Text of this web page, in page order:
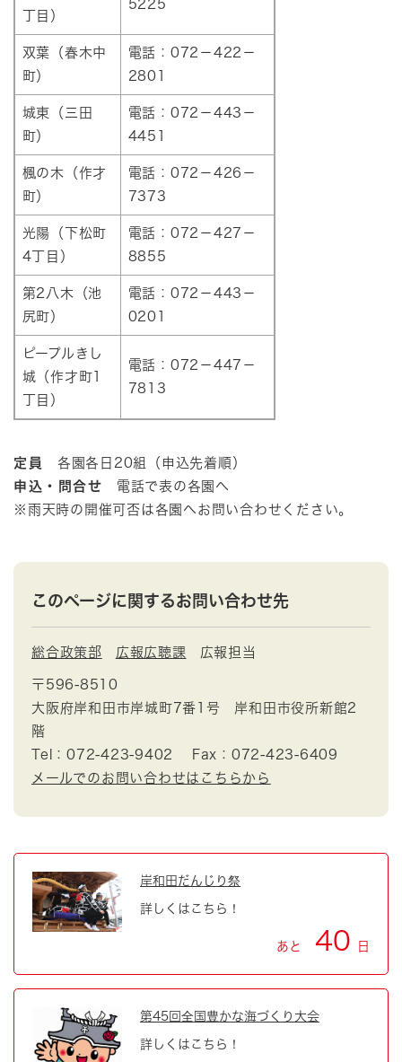
丁目）
5225
双葉（春木中
町）
電話：072－422－
2801
城東（三田
町）
電話：072－443－
4451
楓の木（作才
町）
電話：072－426－
7373
光陽（下松町
4丁目）
電話：072－427－
8855
第2八木（池
尻町）
電話：072－443－
0201
ピープルきし
城（作才町1
丁目）
電話：072－447－
7813
定員
各園各日20組（申込先着順）
申込・問合せ 電話で表の各園へ
※雨天時の開催可否は各園へお問い合わせください。​
このページに関するお問い合わせ先
総合政策部 広報広聴課 広報担当
〒596-8510
大阪府岸和田市岸城町7番1号 岸和田市役所新館2
階
Tel：072-423-9402
Fax：072-423-6409
メールでのお問い合わせはこちらから
岸和田だんじり祭
詳しくはこちら！
あと 40 日
第45回全国豊かな海づくり大会
詳しくはこちら！